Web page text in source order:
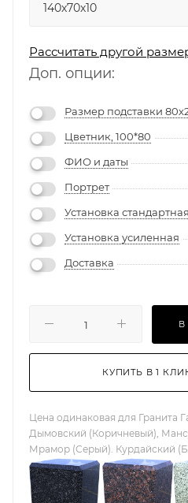
Рассчитать другой
Доп. опции:
Размер подставки
Цветник, 100*80
ФИО и даты
Портрет
Установка стандартная
Установка усиленная
Доставка
В
КУПИТЬ В 1
Цена одинаковая для Гранита
Дымовский (Коричневый),
Мрамор (Серый). Курдайский